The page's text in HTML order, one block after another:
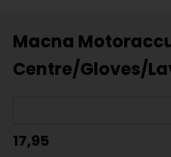
Macna
Centre/Gloves/
17,95